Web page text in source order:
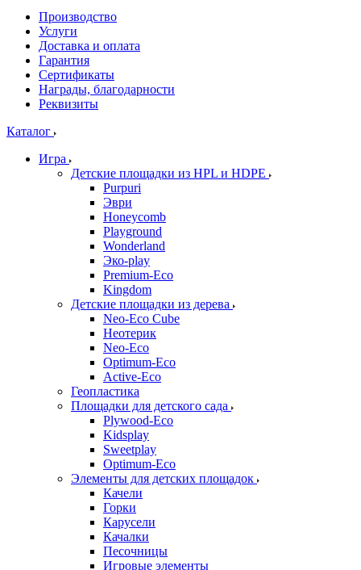
Производство
Услуги
Доставка и оплата
Гарантия
Сертификаты
Награды, благодарности
Реквизиты
Каталог
Игра
Детские площадки из HPL и HDPE
Purpuri
Эври
Honeycomb
Playground
Wonderland
Эко-play
Premium-Eco
Kingdom
Детские площадки из дерева
Neo-Eco Cube
Неотерик
Neo-Eco
Оptimum-Еco
Active-Eco
Геопластика
Площадки для детского сада
Plywood-Eco
Kidsplay
Sweetplay
Оptimum-Еco
Элементы для детских площадок
Качели
Горки
Карусели
Качалки
Песочницы
Игровые элементы